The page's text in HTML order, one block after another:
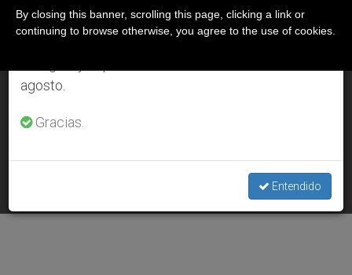
ÚLTIMAS NOTICIAS
Un teólogo habla del demonio con estudiantes en un pub de
NOV 15, 2005 00:00
agosto.
Gracias.
Entendido
By closing this banner, scrolling this page, clicking a link or
continuing to browse otherwise, you agree to the use of cookies.